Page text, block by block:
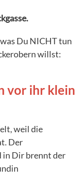
Du NICHT tun
willst:
vor ihr klein
weil die
Der
in Dir brennt der